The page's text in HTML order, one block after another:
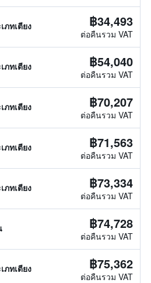
ภทเตียง ฿34,493
ต่อคืนรวม VAT
ภทเตียง ฿54,040
ต่อคืนรวม VAT
ภทเตียง ฿70,207
ต่อคืนรวม VAT
ภทเตียง ฿71,563
ต่อคืนรวม VAT
ภทเตียง ฿73,334
ต่อคืนรวม VAT
฿74,728
ต่อคืนรวม VAT
ภทเตียง ฿75,362
ต่อคืนรวม VAT